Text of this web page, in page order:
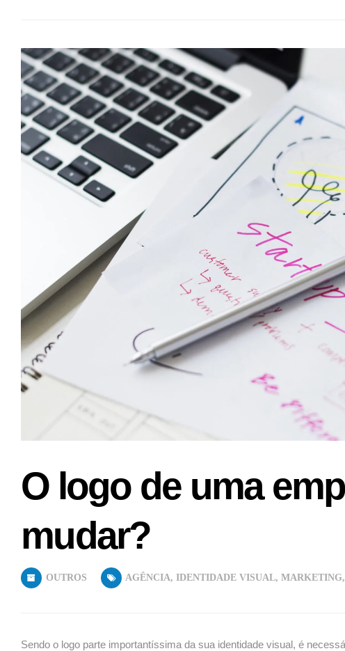
O logo de uma
mudar?
OUTROS AGÊNCIA, IDENTIDADE VISUAL, MARKETING,
Sendo o logo parte importantíssima da sua identidade visual, é